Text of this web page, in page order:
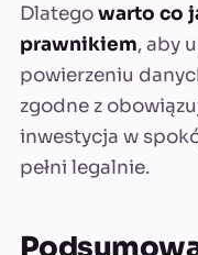
Dlategowarto co
prawnikiem, aby
powierzeniu
zgodne z
inwestycja w
pełni legalnie.